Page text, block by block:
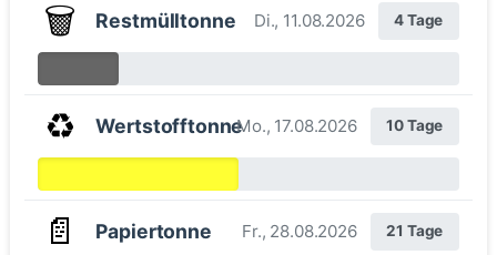
🗑️ Restmülltonne Di., 11.08.2026 4 Tage
♻️ WertstofftonneMo., 17.08.2026 10 Tage
📄 Papiertonne Fr., 28.08.2026 21 Tage